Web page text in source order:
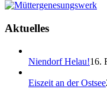
Aktuelles
Niendorf Helau!16.
Eiszeit an der Ostsee